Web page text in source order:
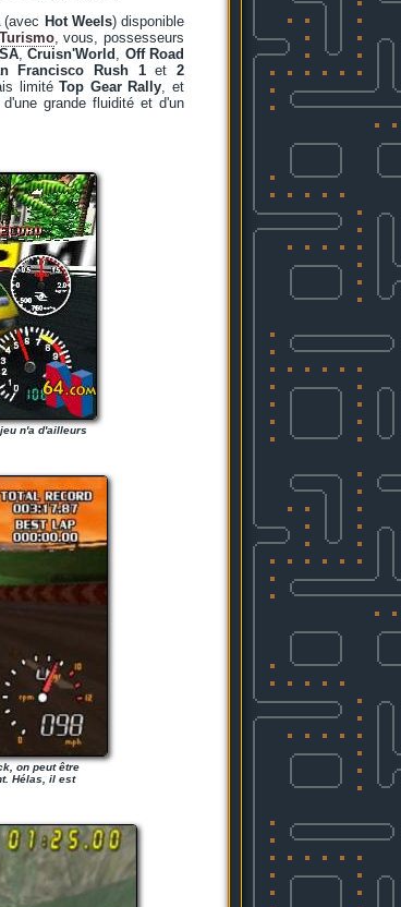
Hot Weels) disponible
, vous, possesseurs
,Cruisn'World , Off Road
Francisco Rush 1et2
limitéTop Gear Rally, et
grande fluidité et d'un
n'a d'ailleurs
on peut être
Hélas, il est